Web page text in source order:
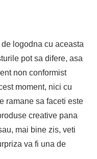
logodna cu aceasta
pot sa difere, asa
non conformist
moment, nici cu
ramane sa faceti este
creative pana
mai bine zis, veti
va fi una de